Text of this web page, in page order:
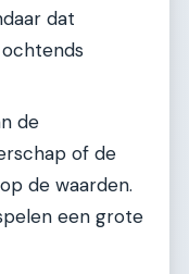
dat
de
of de
de waarden.
een grote